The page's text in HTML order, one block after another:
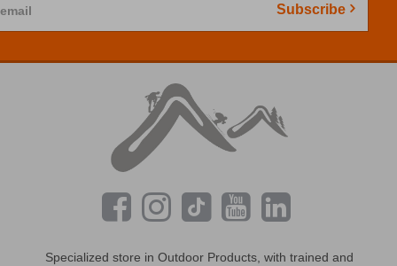
Subscribe
Specialized store in Outdoor Products, with trained and